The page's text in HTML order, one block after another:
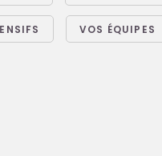
VOS ÉQUIPES